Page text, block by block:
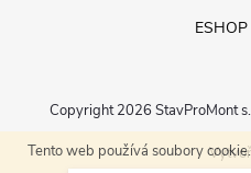
Tento web používá soubory
Copyright 2026 StavProMont